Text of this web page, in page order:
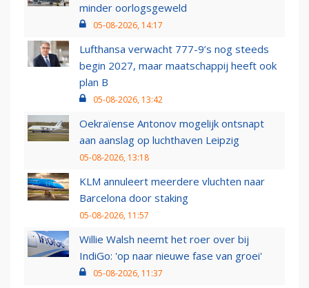
minder oorlogsgeweld
05-08-2026, 14:17
Lufthansa verwacht 777-9’s nog steeds
begin 2027, maar maatschappij heeft ook
plan B
05-08-2026, 13:42
Oekraïense Antonov mogelijk ontsnapt
aan aanslag op luchthaven Leipzig
05-08-2026, 13:18
KLM annuleert meerdere vluchten naar
Barcelona door staking
05-08-2026, 11:57
Willie Walsh neemt het roer over bij
IndiGo: 'op naar nieuwe fase van groei'
05-08-2026, 11:37